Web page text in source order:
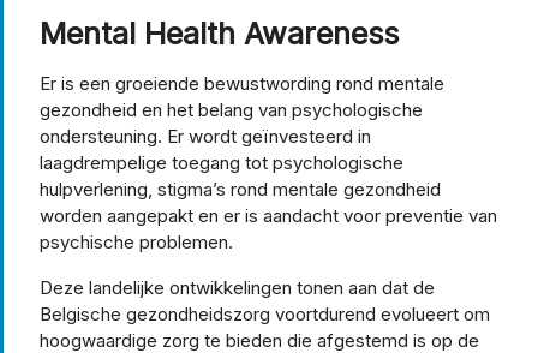
Mental Health Awareness
Er is een groeiende bewustwording rond mentale
gezondheid en het belang van psychologische
ondersteuning. Er wordt geïnvesteerd in
laagdrempelige toegang tot psychologische
hulpverlening, stigma’s rond mentale gezondheid
worden aangepakt en er is aandacht voor preventie van
psychische problemen.
Deze landelijke ontwikkelingen tonen aan dat de
Belgische gezondheidszorg voortdurend evolueert om
hoogwaardige zorg te bieden die afgestemd is op de